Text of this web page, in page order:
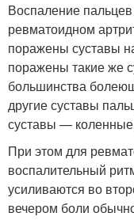
Воспаление
ревматоидном
поражены суставы
поражены такие же
большинства
другие суставы
суставы —
При этом для
воспалительный
усиливаются во
вечером боли